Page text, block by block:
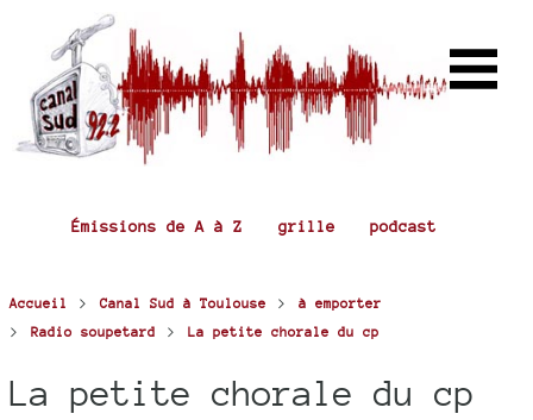
Émissions de A à Z grille podcast
Accueil > Canal Sud à Toulouse > à emporter
> Radio soupetard > La petite chorale du cp
La petite chorale du cp